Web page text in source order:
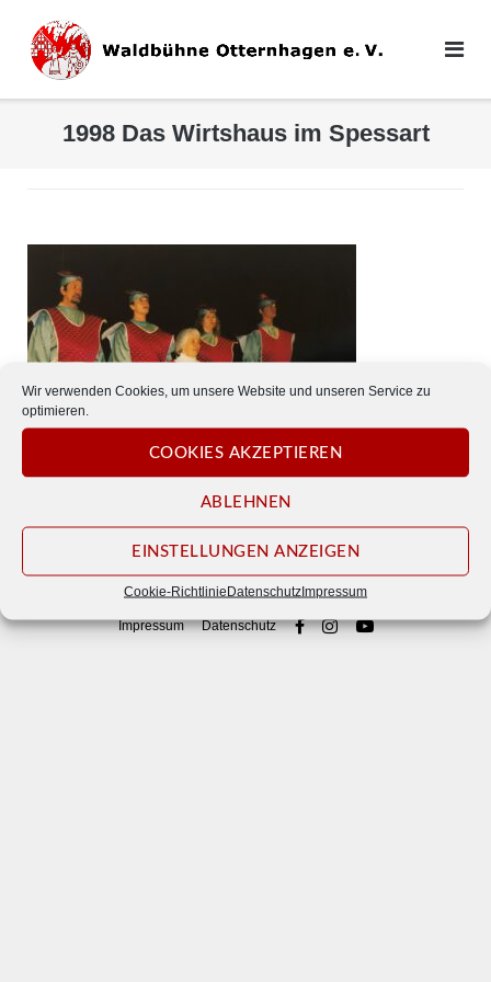
Wir verwenden Cookies, um unsere Website und unseren Service zu
optimieren.
COOKIES AKZEPTIEREN
ABLEHNEN
EINSTELLUNGEN ANZEIGEN
Cookie-RichtlinieDatenschutzImpressum
Inhalt
1998 Das Wirtshaus im Spessart
© 2026Waldbühne Otternhagen e. V.
Impressum Datenschutz